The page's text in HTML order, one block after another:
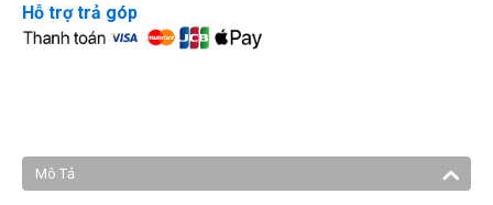
Hỗ trợ trả góp
Mô Tả